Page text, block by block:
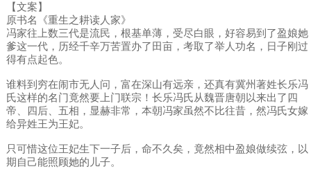
【文案】
原书名《重生之耕读人家》
冯家往上数三代是流民，根基单薄，受尽白眼，好容易到了盈娘她
爹这一代，历经千辛万苦置办了田亩，考取了举人功名，日子刚过
得有点起色。
谁料到穷在闹市无人问，富在深山有远亲，还真有冀州著姓长乐冯
氏这样的名门竟然要上门联宗！长乐冯氏从魏晋唐朝以来出了四
帝、四后、五相，显赫非常，本朝冯家虽然不比往昔，然冯氏女嫁
给异姓王为王妃。
只可惜这位王妃生下一子后，命不久矣，竟然相中盈娘做续弦，以
期自己能照顾她的儿子。